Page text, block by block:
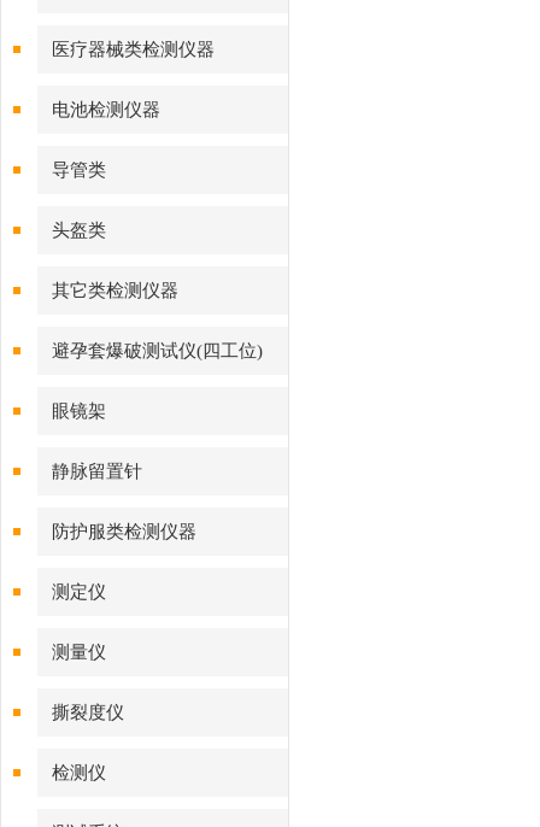
医疗器械类检测仪器
电池检测仪器
导管类
头盔类
其它类检测仪器
避孕套爆破测试仪(四工位)
眼镜架
静脉留置针
防护服类检测仪器
测定仪
测量仪
撕裂度仪
检测仪